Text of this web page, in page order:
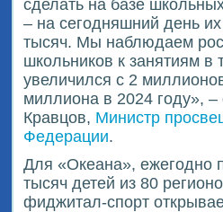
сделать на базе
– на сегодняшний день
тысяч. Мы наблюдаем
школьников к занятиям в
увеличился с 2
миллиона в 2024 году», –
Кравцов, Министр
Федерации.
Для «Океана», ежегодно
тысяч детей из 80
фиджитал-спорт